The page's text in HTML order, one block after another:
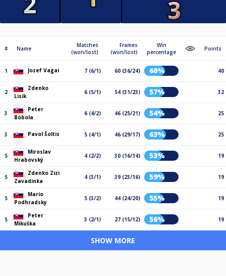
# Name
Matches
(won/lost)
Frames
(won/lost)
Win
percentage
Points
1 Jozef Vagai 7 (6/1) 60 (36/24) 60% 40
2
Zdenko
Lisik
6 (5/1) 54 (31/23) 57% 32
3
Peter
Bobola
6 (4/2) 46 (25/21) 54% 25
3 Pavol Šoltis 5 (4/1) 46 (29/17) 63% 25
5
Miroslav
Hrabovský
4 (2/2) 30 (16/14) 53% 19
5
Zdenko Zizi
Zavadinka
4 (3/1) 39 (23/16) 59% 19
5
Mario
Podhradsky
5 (3/2) 44 (24/20) 55% 19
5
Peter
Mikuška
3 (2/1) 27 (15/12) 56% 19
SHOW MORE